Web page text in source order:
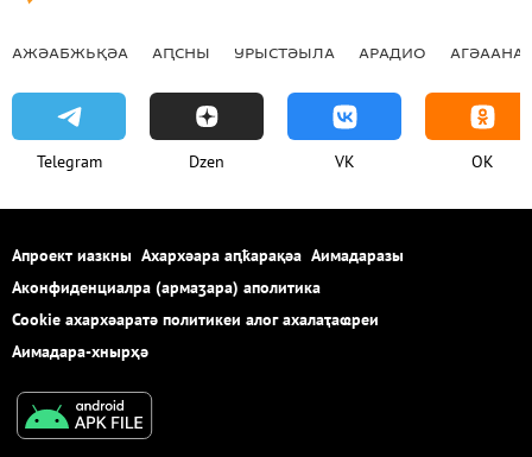
АЖӘАБЖЬҚӘА АԤСНЫ УРЫСТӘЫЛА АРАДИО
Telegram Dzen VK OK
Апроект иазкны Ахархәара аԥҟарақәа Аимадаразы
Аконфиденциалра (армаӡара) аполитика
Cookie ахархәаратә политикеи алог ахалаҭаҩреи
Аимадара-хнырҳә